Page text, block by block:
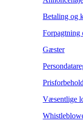
Betaling og
Forpagtning
Gæster
Væsentlige